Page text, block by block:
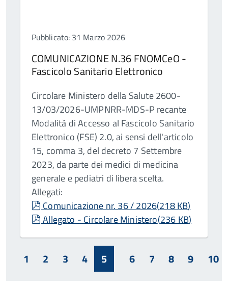
Pubblicato: 31 Marzo 2026
COMUNICAZIONE N.36 FNOMCeO -
Fascicolo Sanitario Elettronico
Circolare Ministero della Salute 2600-
13/03/2026-UMPNRR-MDS-P recante
Modalità di Accesso al Fascicolo Sanitario
Elettronico (FSE) 2.0, ai sensi dell'articolo
15, comma 3, del decreto 7 Settembre
2023, da parte dei medici di medicina
generale e pediatri di libera scelta.
Allegati:
pdf
Comunicazione nr. 36 / 2026(218 KB)
pdf
Allegato - Circolare Ministero(236 KB)
1 2 3 4 5 6 7 8 9 10